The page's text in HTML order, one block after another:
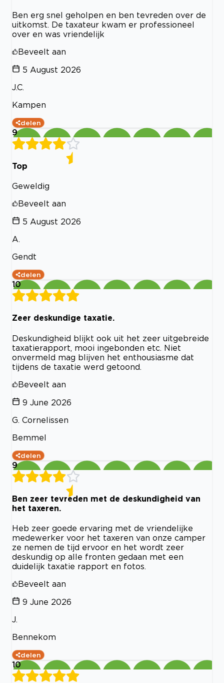
Ben erg snel geholpen en ben tevreden over de
uitkomst. De taxateur kwam er professioneel
over en was vriendelijk
Beveelt aan
5 August 2026
J.C.
Kampen
delen
9
Top
Geweldig
Beveelt aan
5 August 2026
A.
Gendt
delen
10
Zeer deskundige taxatie.
Deskundigheid blijkt ook uit het zeer uitgebreide
taxatierapport, mooi ingebonden etc. Niet
onvermeld mag blijven het enthousiasme dat
tijdens de taxatie werd getoond.
Beveelt aan
9 June 2026
G. Cornelissen
Bemmel
delen
9
Ben zeer tevreden met de deskundigheid van
het taxeren.
Heb zeer goede ervaring met de vriendelijke
medewerker voor het taxeren van onze camper
ze nemen de tijd ervoor en het wordt zeer
deskundig op alle fronten gedaan met een
duidelijk taxatie rapport en fotos.
Beveelt aan
9 June 2026
J.
Bennekom
delen
10